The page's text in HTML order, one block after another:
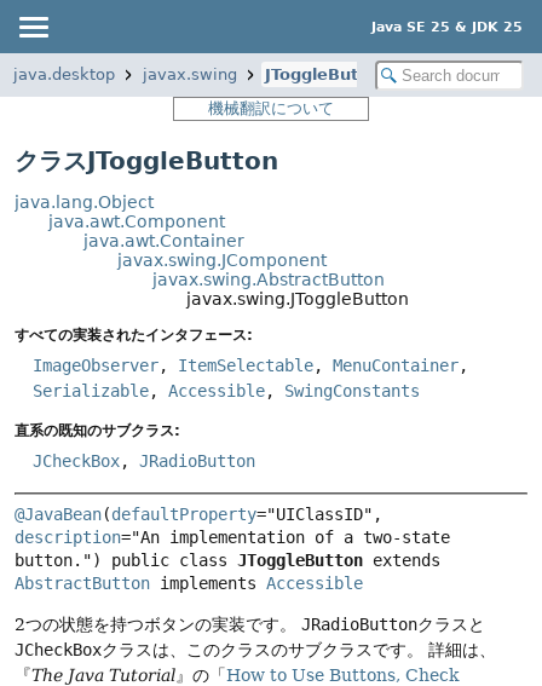
Java SE 25 & JDK 25
java.desktop javax.swing
JToggleButton
機械翻訳について
クラスJToggleButton
java.lang.Object
java.awt.Component
java.awt.Container
javax.swing.JComponent
javax.swing.AbstractButton
javax.swing.JToggleButton
すべての実装されたインタフェース:
ImageObserver, ItemSelectable, MenuContainer,
Serializable, Accessible, SwingConstants
直系の既知のサブクラス:
JCheckBox, JRadioButton
@JavaBean(defaultProperty
description="An implementation of a two-state
button.") public class JToggleButton
AbstractButton implements Accessible
2つの状態を持つボタンの実装です。 JRadioButtonクラスと
JCheckBoxクラスは、このクラスのサブクラスです。
詳細は、
『The Java Tutorial』の「How to Use Buttons, Check